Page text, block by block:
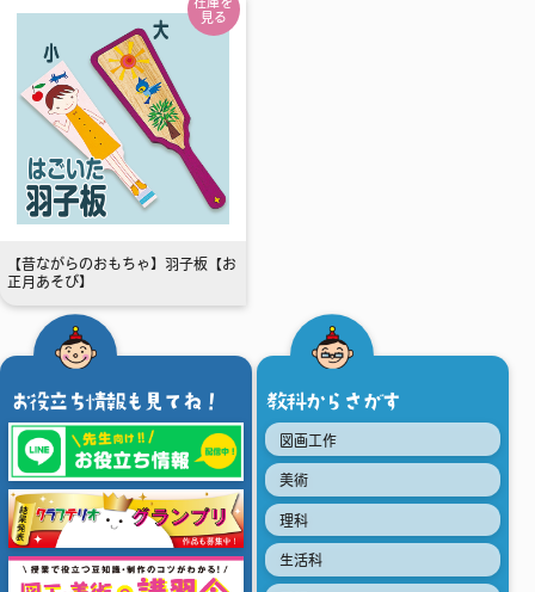
お役立ち情報も見てね！ 教科からさがす
図画工作
美術
理科
生活科
見る
【昔ながらのおもちゃ】羽子板【お
正月あそび】